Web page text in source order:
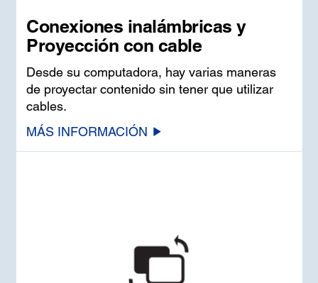
Conexiones inalámbricas y
Proyección con cable
Desde su computadora, hay varias maneras
de proyectar contenido sin tener que utilizar
cables.
MÁS INFORMACIÓN